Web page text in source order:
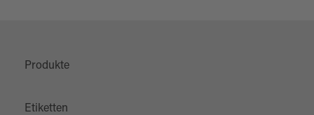
Produkte
Etiketten